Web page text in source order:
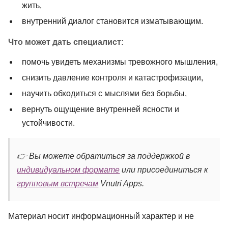
жить,
внутренний диалог становится изматывающим.
Что может дать специалист:
помочь увидеть механизмы тревожного мышления,
снизить давление контроля и катастрофизации,
научить обходиться с мыслями без борьбы,
вернуть ощущение внутренней ясности и
устойчивости.
👉 Вы можете обратиться за поддержкой в
индивидуальном формате или присоединиться к
групповым встречам Vnutri Apps.
Материал носит информационный характер и не